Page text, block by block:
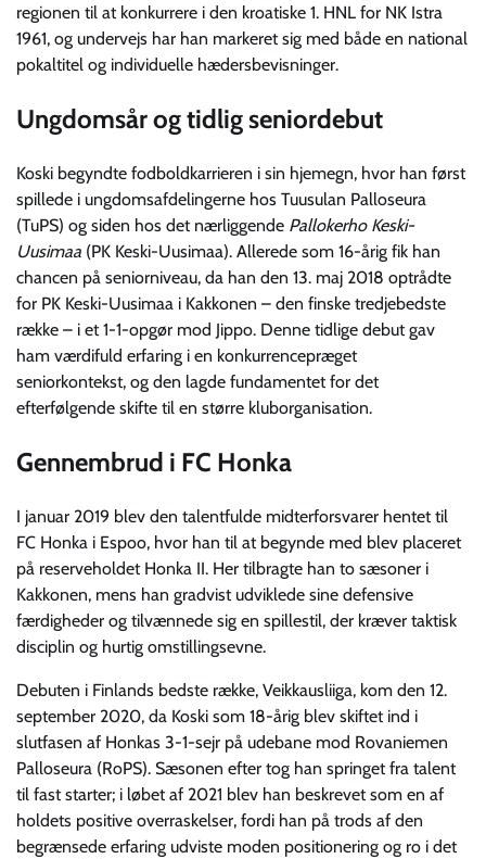
regionen til at konkurrere i den kroatiske 1. HNL for NK Istra
1961, og undervejs har han markeret sig med både en national
pokaltitel og individuelle hædersbevisninger.
Ungdomsår og tidlig seniordebut
Koski begyndte fodboldkarrieren i sin hjemegn, hvor han først
spillede i ungdomsafdelingerne hos Tuusulan Palloseura
(TuPS) og siden hos det nærliggende Pallokerho Keski-
Uusimaa (PK Keski-Uusimaa). Allerede som 16-årig fik han
chancen på seniorniveau, da han den 13. maj 2018 optrådte
for PK Keski-Uusimaa i Kakkonen – den finske tredjebedste
række – i et 1-1-opgør mod Jippo. Denne tidlige debut gav
ham værdifuld erfaring i en konkurrencepræget
seniorkontekst, og den lagde fundamentet for det
efterfølgende skifte til en større kluborganisation.
Gennembrud i FC Honka
I januar 2019 blev den talentfulde midterforsvarer hentet til
FC Honka i Espoo, hvor han til at begynde med blev placeret
på reserveholdet Honka II. Her tilbragte han to sæsoner i
Kakkonen, mens han gradvist udviklede sine defensive
færdigheder og tilvænnede sig en spillestil, der kræver taktisk
disciplin og hurtig omstillingsevne.
Debuten i Finlands bedste række, Veikkausliiga, kom den 12.
september 2020, da Koski som 18-årig blev skiftet ind i
slutfasen af Honkas 3-1-sejr på udebane mod Rovaniemen
Palloseura (RoPS). Sæsonen efter tog han springet fra talent
til fast starter; i løbet af 2021 blev han beskrevet som en af
holdets positive overraskelser, fordi han på trods af den
begrænsede erfaring udviste moden positionering og ro i det